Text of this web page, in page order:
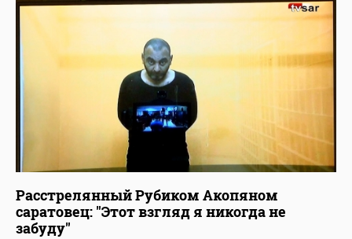
Расстрелянный Рубиком Акопяном
саратовец: "Этот взгляд я никогда не
забуду"